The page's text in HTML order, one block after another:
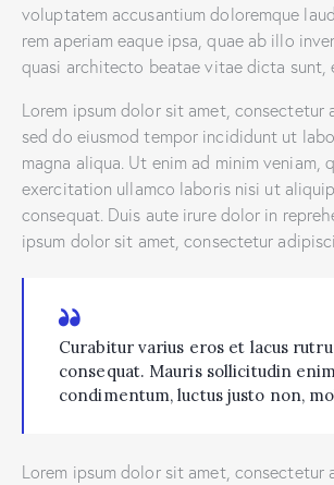
voluptatem accusantium doloremque
rem aperiam eaque ipsa, quae ab illo
quasi architecto beatae vitae dicta sunt,
Lorem ipsum dolor sit amet, consectetur
sed do eiusmod tempor incididunt ut
magna aliqua. Ut enim ad minim veniam,
exercitation ullamco laboris nisi ut
consequat. Duis aute irure dolor in
ipsum dolor sit amet, consectetur
Curabitur varius eros et lacus
consequat. Mauris sollicitudin
condimentum, luctus justo non,
Lorem ipsum dolor sit amet, consectetur